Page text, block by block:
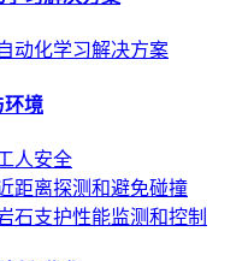
动化学习解决方案
环境
人安全
距离探测和避免碰撞
石支护性能监测和控制